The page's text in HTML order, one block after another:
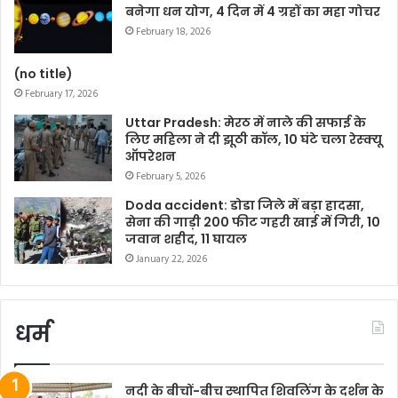
k
p
k
बनेगा धन योग, 4 दिन में 4 ग्रहों का महा गोचर
February 18, 2026
(no title)
February 17, 2026
Uttar Pradesh: मेरठ में नाले की सफाई के
लिए महिला ने दी झूठी कॉल, 10 घंटे चला रेस्क्यू
ऑपरेशन
February 5, 2026
Doda accident: डोडा जिले में बड़ा हादसा,
सेना की गाड़ी 200 फीट गहरी खाई में गिरी, 10
जवान शहीद, 11 घायल
January 22, 2026
धर्म
नदी के बीचों-बीच स्थापित शिवलिंग के दर्शन के